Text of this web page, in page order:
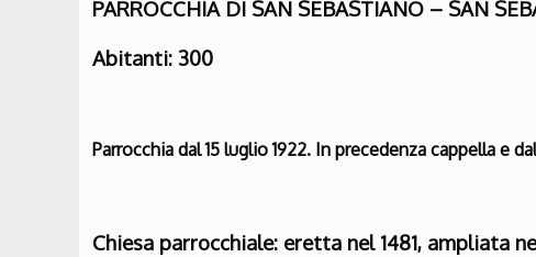
PARROCCHIA DI SAN SEBASTIANO – SAN
Abitanti: 300
Parrocchia dal 15 luglio 1922. In precedenza cappella e
Chiesa parrocchiale: eretta nel 1481, ampliata